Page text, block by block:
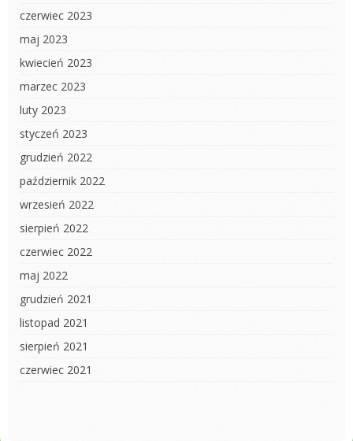
czerwiec 2023
maj 2023
kwiecień 2023
marzec 2023
luty 2023
styczeń 2023
grudzień 2022
październik 2022
wrzesień 2022
sierpień 2022
czerwiec 2022
maj 2022
grudzień 2021
listopad 2021
sierpień 2021
czerwiec 2021